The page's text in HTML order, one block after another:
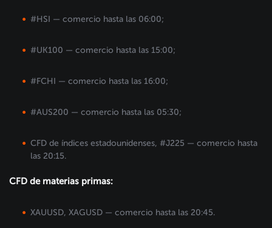
#HSI — comercio hasta las 06:00;
#UK100 — comercio hasta las 15:00;
#FCHI — comercio hasta las 16:00;
#AUS200 — comercio hasta las 05:30;
CFD de índices estadounidenses, #J225 — comercio hasta
las 20:15.
CFD de materias primas:
XAUUSD, XAGUSD — comercio hasta las 20:45.